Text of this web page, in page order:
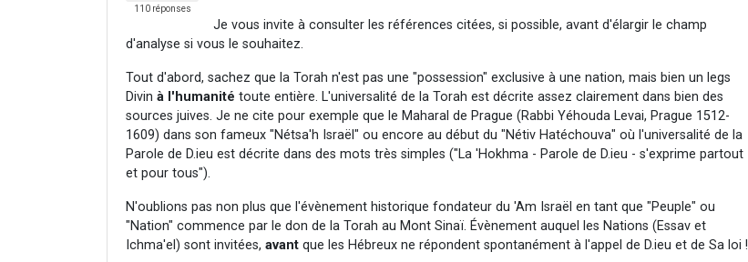
110 réponses
Je vous invite à consulter les références citées, si possible, avant d'élargir le champ
d'analyse si vous le souhaitez.
Tout d'abord, sachez que la Torah n'est pas une "possession" exclusive à une nation, mais bien un legs
Divin à l'humanité toute entière. L'universalité de la Torah est décrite assez clairement dans bien des
sources juives. Je ne cite pour exemple que le Maharal de Prague (Rabbi Yéhouda Levai, Prague 1512-
1609) dans son fameux "Nétsa'h Israël" ou encore au début du "Nétiv Hatéchouva" où l'universalité de la
Parole de D.ieu est décrite dans des mots très simples ("La 'Hokhma - Parole de D.ieu - s'exprime partout
et pour tous").
N'oublions pas non plus que l'évènement historique fondateur du 'Am Israël en tant que "Peuple" ou
"Nation" commence par le don de la Torah au Mont Sinaï. Évènement auquel les Nations (Essav et
Ichma'el) sont invitées, avant que les Hébreux ne répondent spontanément à l'appel de D.ieu et de Sa loi !